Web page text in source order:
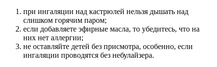
при ингаляции над кастрюлей нельзя дышать над
слишком горячим паром;
если добавляете эфирные масла, то убедитесь, что на
них нет аллергии;
не оставляйте детей без присмотра, особенно, если
ингаляции проводятся без небулайзера.